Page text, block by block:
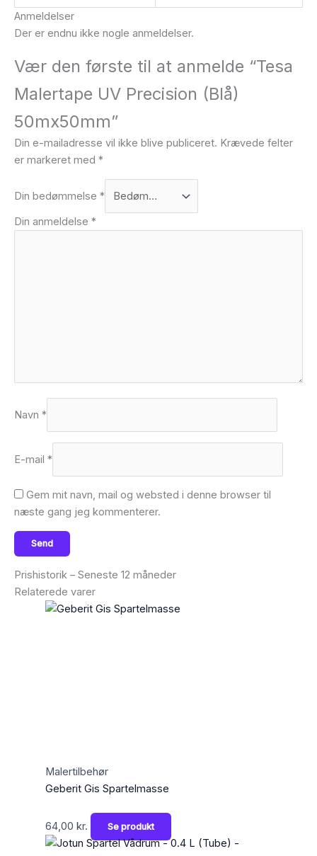
Anmeldelser
Der er endnu ikke nogle anmeldelser.
Vær den første til at anmelde “Tesa
Malertape UV Precision (Blå)
50mx50mm”
Din e-mailadresse vil ikke blive publiceret. Krævede felter
er markeret med *
Din bedømmelse *
Din anmeldelse *
Navn *
E-mail *
Gem mit navn, mail og websted i denne browser til
næste gang jeg kommenterer.
Prishistorik – Seneste 12 måneder
Relaterede varer
Malertilbehør
Geberit Gis Spartelmasse
64,00 kr. Se produkt